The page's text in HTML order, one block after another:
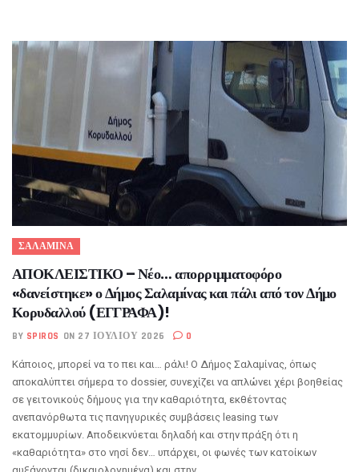
ΣΑΛΑΜΙΝΑ
ΑΠΟΚΛΕΙΣΤΙΚΟ – Νέο… απορριμματοφόρο
«δανείστηκε» ο Δήμος Σαλαμίνας και πάλι από τον Δήμο
Κορυδαλλού (ΕΓΓΡΑΦΑ)!
BY SPIROS ON 27 ΙΟΥΛΊΟΥ 2026 0
Κάποιος, μπορεί να το πει και… ράλι! Ο Δήμος Σαλαμίνας, όπως
αποκαλύπτει σήμερα το dossier, συνεχίζει να απλώνει χέρι βοηθείας
σε γειτονικούς δήμους για την καθαριότητα, εκθέτοντας
ανεπανόρθωτα τις πανηγυρικές συμβάσεις leasing των
εκατομμυρίων. Αποδεικνύεται δηλαδή και στην πράξη ότι η
«καθαριότητα» στο νησί δεν… υπάρχει, οι φωνές των κατοίκων